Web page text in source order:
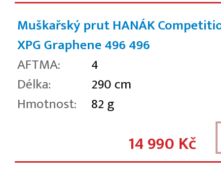
Muškařský prut HANÁK
XPG Graphene 496496
AFTMA:
4
Délka:
290 cm
Hmotnost:
82 g
14 990 Kč